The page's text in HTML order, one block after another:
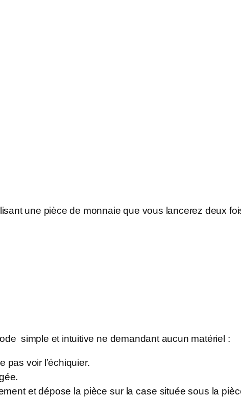
une pièce de monnaie que vous lancerez deux
simple et intuitive ne demandant aucun matériel :
pas voir l’échiquier.
et dépose la pièce sur la case située sous la